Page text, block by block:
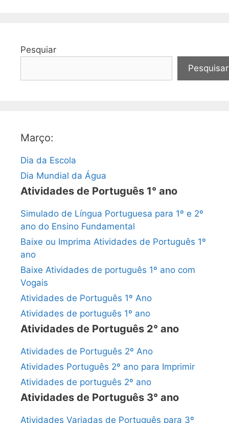
Pesquiar
Pesquisar
Março:
Dia da Escola
Dia Mundial da Água
Atividades de Português 1° ano
Simulado de Língua Portuguesa para 1º e 2º
ano do Ensino Fundamental
Baixe ou Imprima Atividades de Português 1º
ano
Baixe Atividades de português 1º ano com
Vogais
Atividades de Português 1º Ano
Atividades de português 1º ano
Atividades de Português 2° ano
Atividades de Português 2º Ano
Atividades Português 2º ano para Imprimir
Atividades de português 2º ano
Atividades de Português 3° ano
Atividades Variadas de Português para 3º